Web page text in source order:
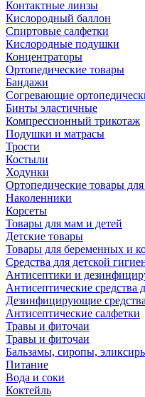
Контактные линзы
Кислородный баллон
Спиртовые салфетки
Кислородные подушки
Концентраторы
Ортопедические товары
Бандажи
Согревающие
Бинты эластичные
Компрессионный трикотаж
Подушки и матрасы
Трости
Костыли
Ходунки
Ортопедические товары для
Наколенники
Корсеты
Товары для мам и детей
Детские товары
Товары для беременных и
Средства для детской
Антисептики и
Антисептические средства
Дезинфицирующие средства
Антисептические салфетки
Травы и фиточаи
Травы и фиточаи
Бальзамы, сиропы,
Питание
Вода и соки
Коктейль